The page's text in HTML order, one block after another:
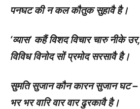
पनघट की न कल कौतुक सुहावै है।
‘व्यास’ कहैं विशद विचार चारु नीके उर,
विविध विनोद सों प्रमोद सरसावै है।
सुमति सुजान कौन कारन सुजान घट –
भर भर वारि वार वार ढुरकावै है।